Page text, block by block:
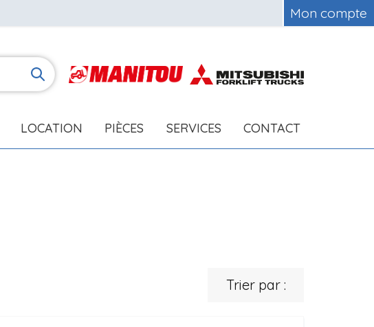
Mon compte
LOCATION PIÈCES SERVICES CONTACT
Trier par :